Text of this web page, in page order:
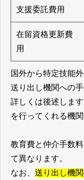
支援委託費用
在留資格更新費
用
国外から特定技能
送り出し機関への
詳しくは後述しま
を行ってくれる機関
教育費と仲介手数
て異なります。
なお、 送り出し機